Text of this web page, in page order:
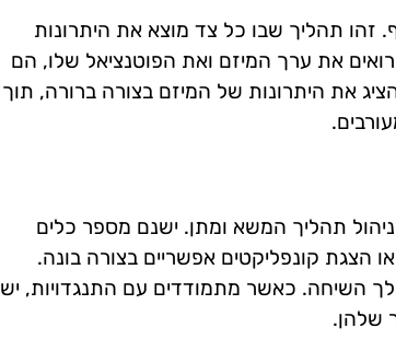
תהליך שבו כל צד מוצא את היתרונות
את ערך המיזם ואת הפוטנציאל שלו, הם
את היתרונות של המיזם בצורה ברורה, תוך
תהליך המשא ומתן. ישנם מספר כלים
הצגת קונפליקטים אפשריים בצורה בונה.
השיחה. כאשר מתמודדים עם התנגדויות, יש
שלהן.